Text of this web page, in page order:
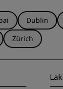
Dublin
Zürich